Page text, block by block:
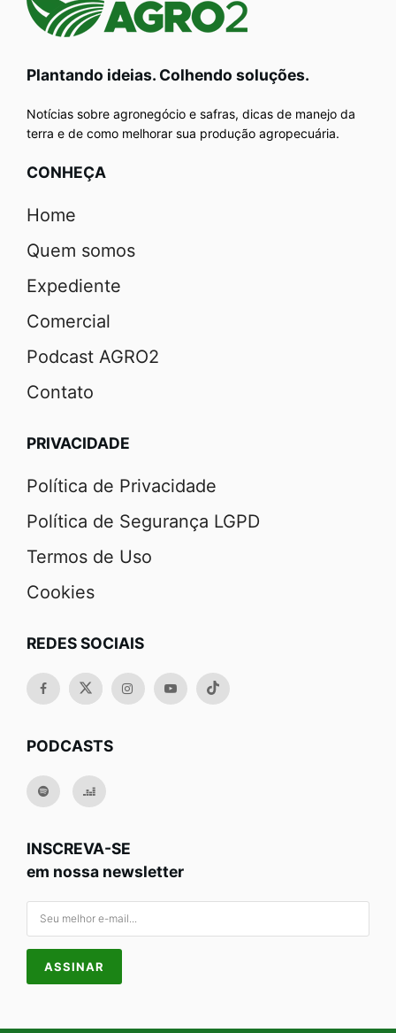
Plantando ideias. Colhendo soluções.
Notícias sobre agronegócio e safras, dicas de manejo da
terra e de como melhorar sua produção agropecuária.
CONHEÇA
Home
Quem somos
Expediente
Comercial
Podcast AGRO2
Contato
PRIVACIDADE
Política de Privacidade
Política de Segurança LGPD
Termos de Uso
Cookies
REDES SOCIAIS
PODCASTS
INSCREVA-SE
em nossa newsletter